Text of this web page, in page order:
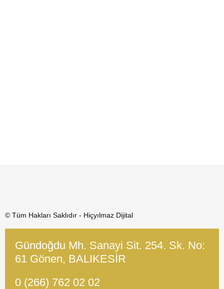
© Tüm Hakları Saklıdır - Hiçyılmaz Dijital
Gündoğdu Mh. Sanayi Sit. 254. Sk. No:
61 Gönen, BALIKESİR
0 (266) 762 02 02